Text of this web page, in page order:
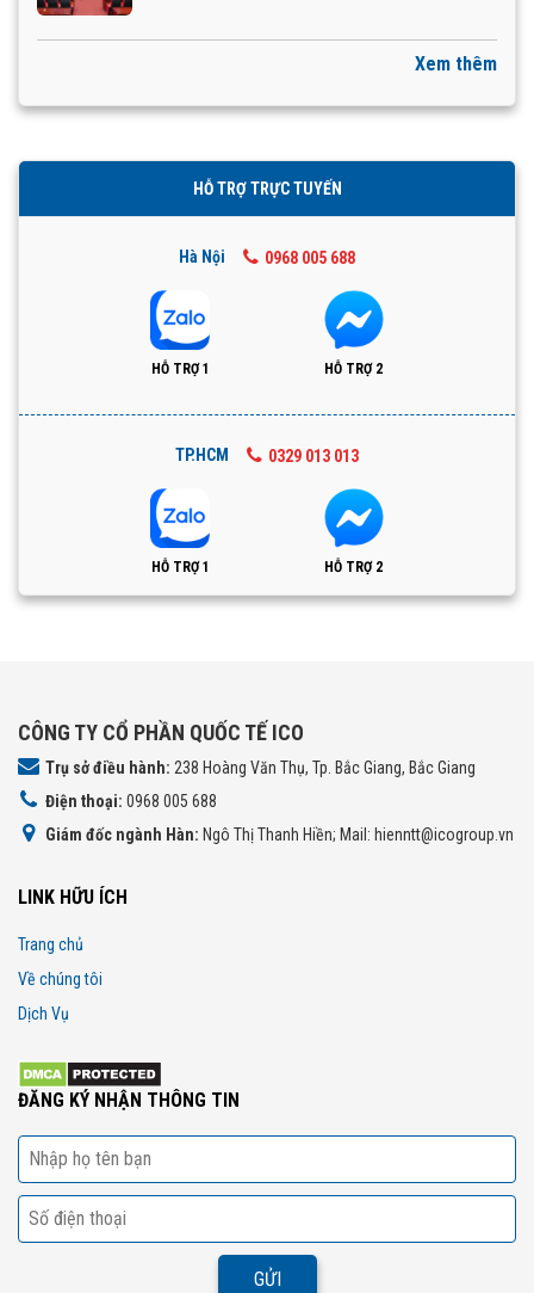
Xem thêm
HỖ TRỢ TRỰC TUYẾN
Hà Nội 0968 005 688
HỖ TRỢ 1 HỖ TRỢ 2
TP.HCM 0329 013 013
HỖ TRỢ 1 HỖ TRỢ 2
CÔNG TY CỔ PHẦN QUỐC TẾ ICO
Trụ sở điều hành: 238 Hoàng Văn Thụ, Tp. Bắc Giang, Bắc Giang
Điện thoại: 0968 005 688
Giám đốc ngành Hàn: Ngô Thị Thanh Hiền; Mail: hienntt@icogroup.vn
LINK HỮU ÍCH
Trang chủ
Về chúng tôi
Dịch Vụ
ĐĂNG KÝ NHẬN THÔNG TIN